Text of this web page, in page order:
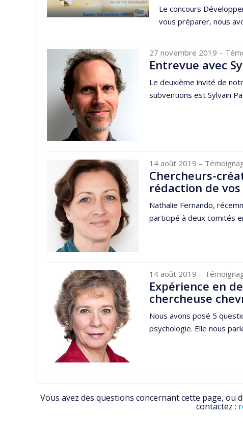
Le concours
vous préparer, nous
27 novembre 2019 –
Entrevue avec
Le deuxième invité de
subventions est Sylvain
14 août 2019 –
Chercheurs-
rédaction de vos
Nathalie Fernando,
participé à deux comités
14 août 2019 –
Expérience en
chercheuse
Nous avons posé 5
psychologie. Elle nous
Vous avez des questions concernant cette page, ou
contactez :